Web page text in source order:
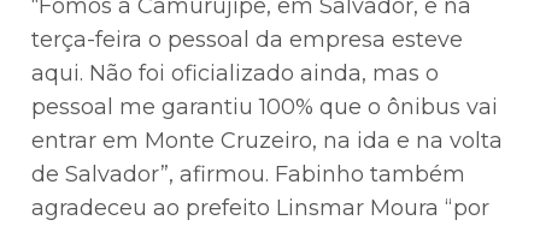
“Fomos à Camurujipe, em Salvador, e na
terça-feira o pessoal da empresa esteve
aqui. Não foi oficializado ainda, mas o
pessoal me garantiu 100% que o ônibus vai
entrar em Monte Cruzeiro, na ida e na volta
de Salvador”, afirmou. Fabinho também
agradeceu ao prefeito Linsmar Moura “por